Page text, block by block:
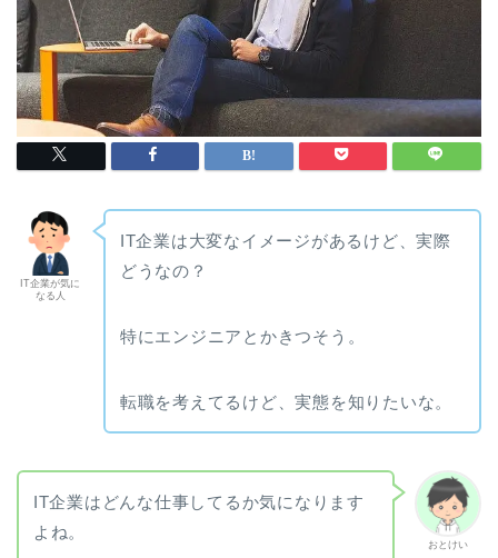
IT企業が気に
なる人
IT企業は大変なイメージがあるけど、実際
どうなの？
特にエンジニアとかきつそう。
転職を考えてるけど、実態を知りたいな。
おとけい
IT企業はどんな仕事してるか気になります
よね。